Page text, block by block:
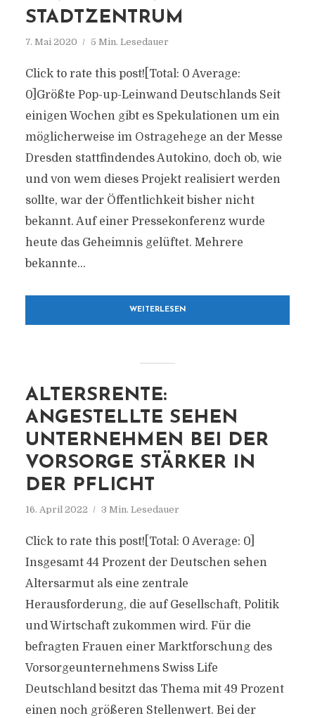
STADTZENTRUM
7. Mai 2020 5 Min. Lesedauer
Click to rate this post![Total: 0 Average:
0]Größte Pop-up-Leinwand Deutschlands Seit
einigen Wochen gibt es Spekulationen um ein
möglicherweise im Ostragehege an der Messe
Dresden stattfindendes Autokino, doch ob, wie
und von wem dieses Projekt realisiert werden
sollte, war der Öffentlichkeit bisher nicht
bekannt. Auf einer Pressekonferenz wurde
heute das Geheimnis gelüftet. Mehrere
bekannte...
WEITERLESEN
ALTERSRENTE:
ANGESTELLTE SEHEN
UNTERNEHMEN BEI DER
VORSORGE STÄRKER IN
DER PFLICHT
16. April 2022 3 Min. Lesedauer
Click to rate this post![Total: 0 Average: 0]
Insgesamt 44 Prozent der Deutschen sehen
Altersarmut als eine zentrale
Herausforderung, die auf Gesellschaft, Politik
und Wirtschaft zukommen wird. Für die
befragten Frauen einer Marktforschung des
Vorsorgeunternehmens Swiss Life
Deutschland besitzt das Thema mit 49 Prozent
einen noch größeren Stellenwert. Bei der